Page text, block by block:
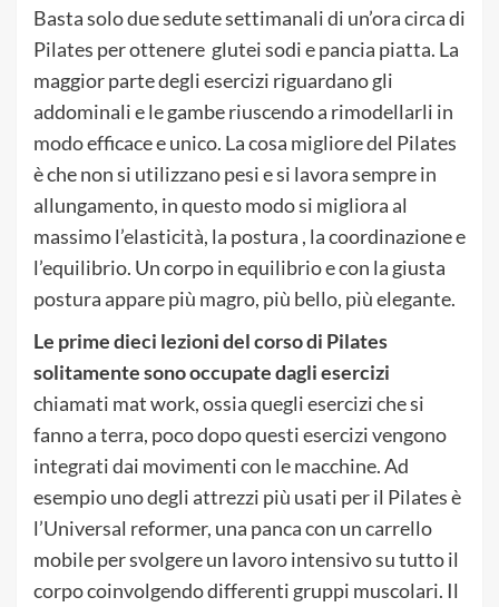
Basta solo due sedute settimanali di un’ora circa di
Pilates per ottenere glutei sodi e pancia piatta. La
maggior parte degli esercizi riguardano gli
addominali e le gambe riuscendo a rimodellarli in
modo efficace e unico. La cosa migliore del Pilates
è che non si utilizzano pesi e si lavora sempre in
allungamento, in questo modo si migliora al
massimo l’elasticità, la postura , la coordinazione e
l’equilibrio. Un corpo in equilibrio e con la giusta
postura appare più magro, più bello, più elegante.
Le prime dieci lezioni del corso di Pilates
solitamente sono occupate dagli esercizi
chiamati mat work, ossia quegli esercizi che si
fanno a terra, poco dopo questi esercizi vengono
integrati dai movimenti con le macchine. Ad
esempio uno degli attrezzi più usati per il Pilates è
l’Universal reformer, una panca con un carrello
mobile per svolgere un lavoro intensivo su tutto il
corpo coinvolgendo differenti gruppi muscolari. Il